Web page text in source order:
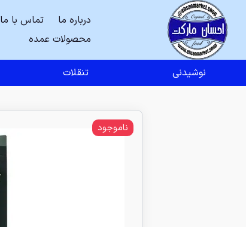
درباره ما تماس با ما
محصولات عمده
نوشیدنی تنقلات
ناموجود